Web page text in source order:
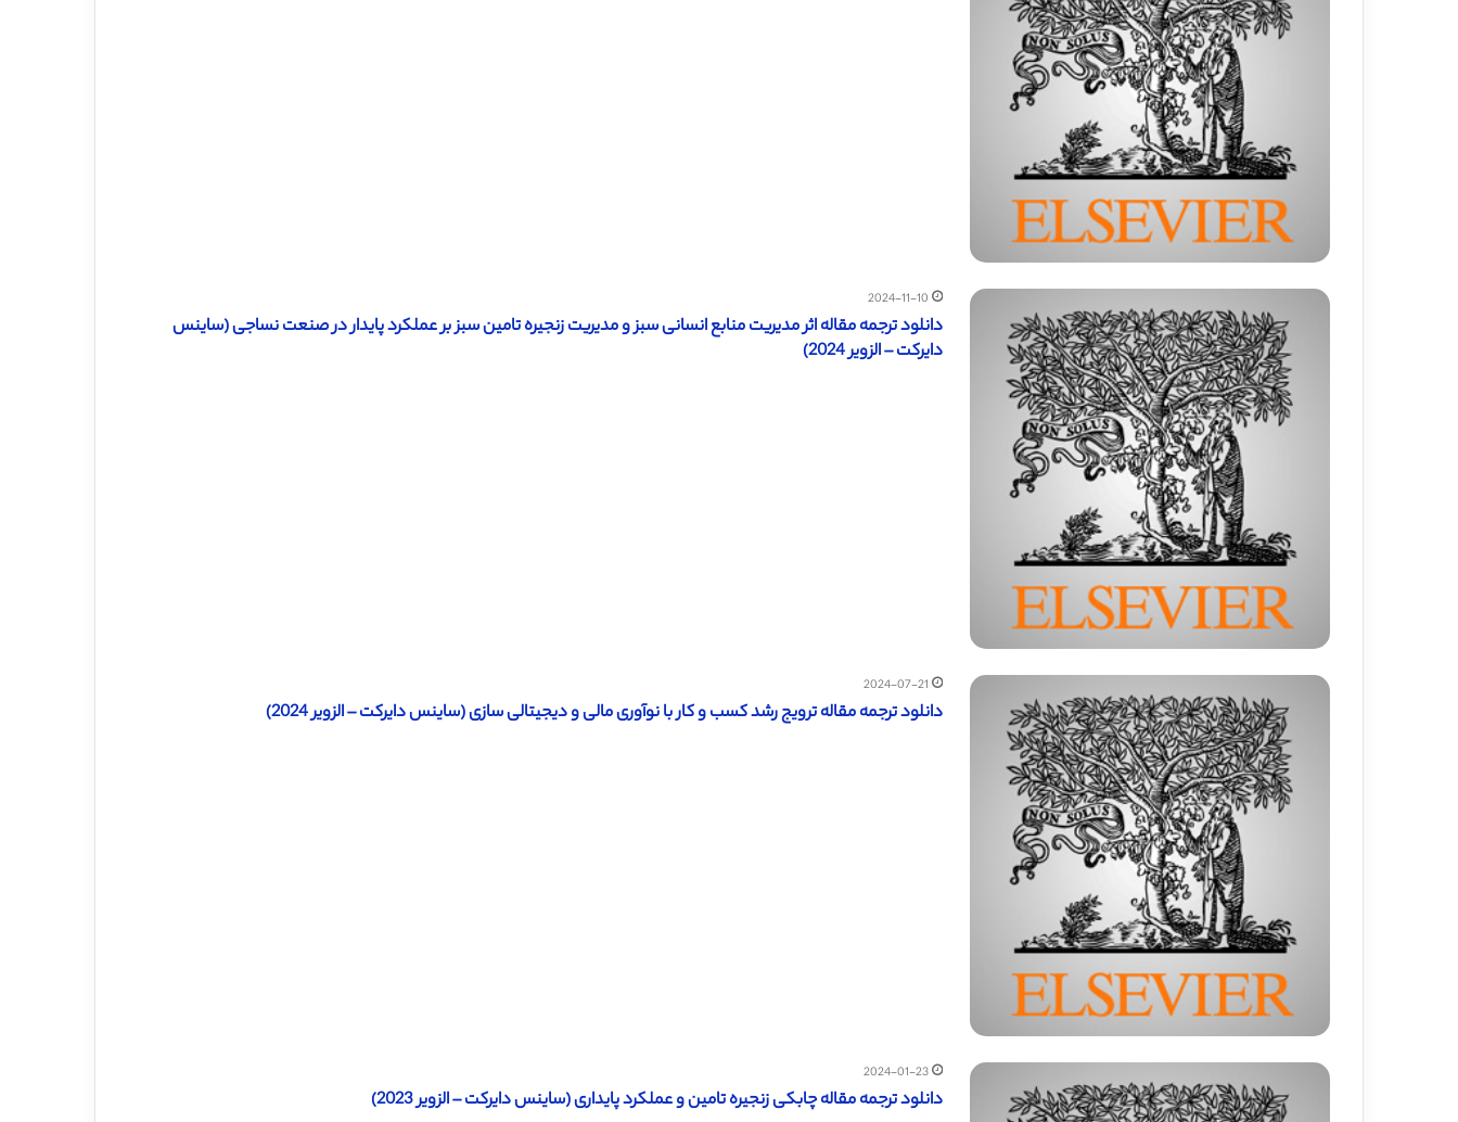
2024-11-10
دانلود ترجمه مقاله اثر مدیریت منابع انسانی سبز و مدیریت زنجیره تامین سبز بر عملکرد پایدار در صنعت نساجی (ساینس
دایرکت – الزویر 2024)
2024-07-21
دانلود ترجمه مقاله ترویج رشد کسب و کار با نوآوری مالی و دیجیتالی سازی (ساینس دایرکت – الزویر 2024)
2024-01-23
دانلود ترجمه مقاله چابکی زنجیره تامین و عملکرد پایداری (ساینس دایرکت – الزویر 2023)